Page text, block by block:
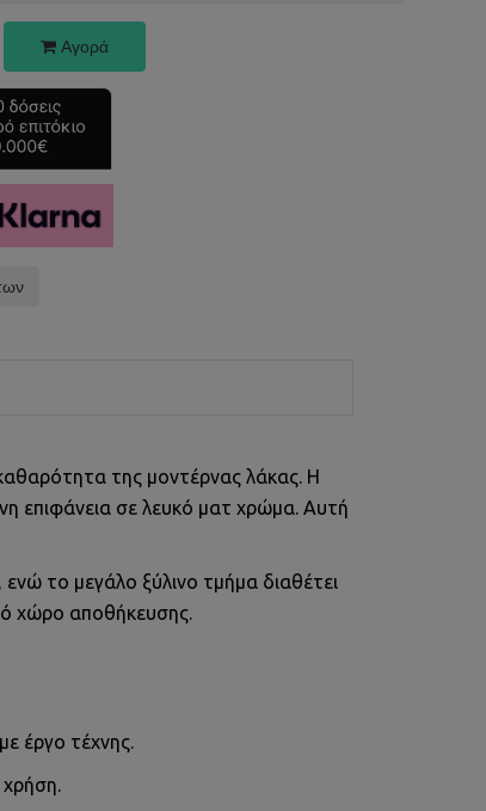
Αγορά
της μοντέρνας λάκας. Η
επιφάνεια σε λευκό ματ χρώμα. Αυτή
ενώ το μεγάλο ξύλινο τμήμα διαθέτει
χώρο αποθήκευσης.
έργο τέχνης.
χρήση.